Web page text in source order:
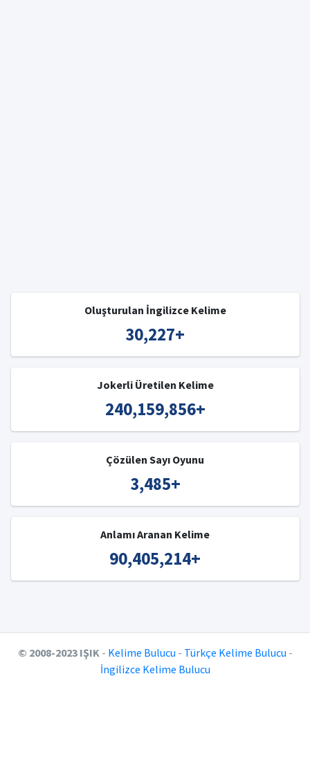
Oluşturulan İngilizce Kelime
30,227+
Jokerli Üretilen Kelime
240,159,856+
Çözülen Sayı Oyunu
3,485+
Anlamı Aranan Kelime
90,405,214+
© 2008-2023 IŞIK- Kelime Bulucu - Türkçe Kelime Bulucu -
İngilizce Kelime Bulucu